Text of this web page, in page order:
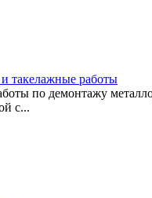
такелажные работы
по демонтажу
с...